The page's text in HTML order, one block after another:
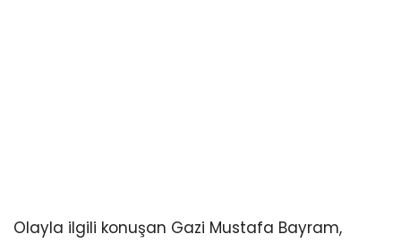
Olayla ilgili konuşan Gazi Mustafa Bayram,